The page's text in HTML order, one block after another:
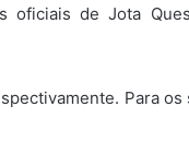
oficiais de Jota
Para